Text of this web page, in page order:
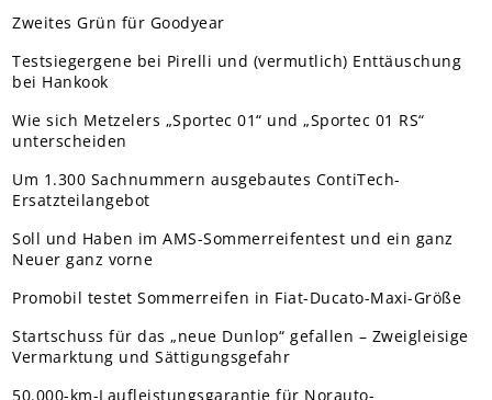
Zweites Grün für Goodyear
Testsiegergene bei Pirelli und (vermutlich) Enttäuschung
bei Hankook
Wie sich Metzelers „Sportec 01“ und „Sportec 01 RS“
unterscheiden
Um 1.300 Sachnummern ausgebautes ContiTech-
Ersatzteilangebot
Soll und Haben im AMS-Sommerreifentest und ein ganz
Neuer ganz vorne
Promobil testet Sommerreifen in Fiat-Ducato-Maxi-Größe
Startschuss für das „neue Dunlop“ gefallen – Zweigleisige
Vermarktung und Sättigungsgefahr
50.000-km-Laufleistungsgarantie für Norauto-